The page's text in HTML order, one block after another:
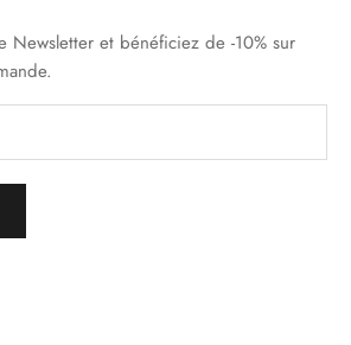
Newsletter et bénéficiez de -10% sur